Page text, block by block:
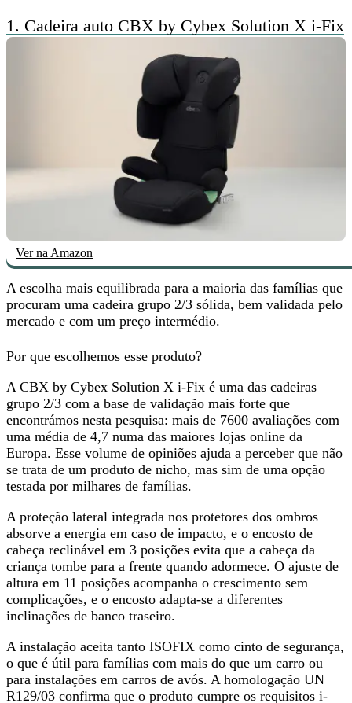
1. Cadeira auto CBX by Cybex Solution X i-Fix
Ver na Amazon
A escolha mais equilibrada para a maioria das famílias que
procuram uma cadeira grupo 2/3 sólida, bem validada pelo
mercado e com um preço intermédio.
Por que escolhemos esse produto?
A CBX by Cybex Solution X i-Fix é uma das cadeiras
grupo 2/3 com a base de validação mais forte que
encontrámos nesta pesquisa: mais de 7600 avaliações com
uma média de 4,7 numa das maiores lojas online da
Europa. Esse volume de opiniões ajuda a perceber que não
se trata de um produto de nicho, mas sim de uma opção
testada por milhares de famílias.
A proteção lateral integrada nos protetores dos ombros
absorve a energia em caso de impacto, e o encosto de
cabeça reclinável em 3 posições evita que a cabeça da
criança tombe para a frente quando adormece. O ajuste de
altura em 11 posições acompanha o crescimento sem
complicações, e o encosto adapta-se a diferentes
inclinações de banco traseiro.
A instalação aceita tanto ISOFIX como cinto de segurança,
o que é útil para famílias com mais do que um carro ou
para instalações em carros de avós. A homologação UN
R129/03 confirma que o produto cumpre os requisitos i-